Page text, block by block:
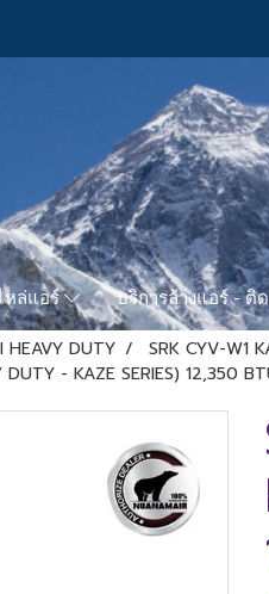
หล่แอร์ บริการล้างแอร์ - ติ
HEAVY DUTY
SRK CYV-W1
DUTY - KAZE SERIES) 12,350